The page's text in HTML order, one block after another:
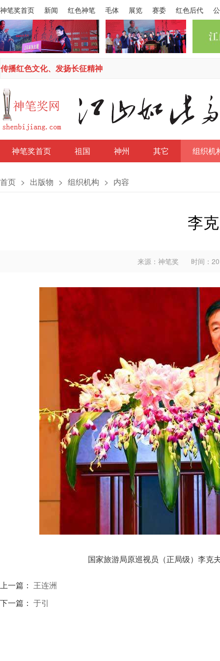
神笔奖首页 新闻 红色神笔 毛体 展览 赛委 红色后代
传播红色文化、发扬长征精神
神笔奖首页 祖国 神州 其它 组织机
首页 > 出版物 > 组织机构 > 内容
李
来源：神笔奖 时间：
国家旅游局原巡视员（正局级）李克
上一篇： 王连洲
下一篇： 于引